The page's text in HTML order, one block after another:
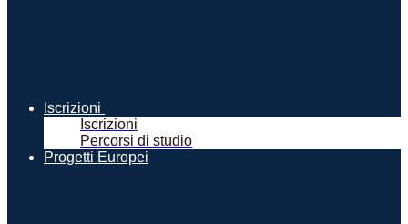
Iscrizioni
Iscrizioni
Percorsi di studio
Progetti Europei